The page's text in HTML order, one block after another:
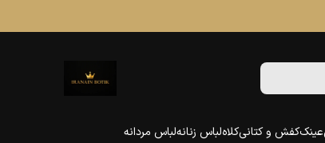
عینککفش و کتانیکلاهلباس زنانهلباس مردانه